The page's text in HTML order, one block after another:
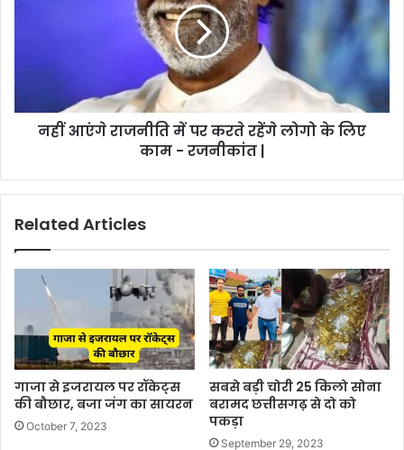
नहीं आएंगे राजनीति में पर करते रहेंगे लोगो के लिए
काम - रजनीकांत |
Related Articles
गाजा से इजरायल पर रॉकेट्स
की बौछार, बजा जंग का सायरन
October 7, 2023
सबसे बड़ी चोरी 25 किलो सोना
बरामद छत्तीसगढ़ से दो को
पकड़ा
September 29, 2023